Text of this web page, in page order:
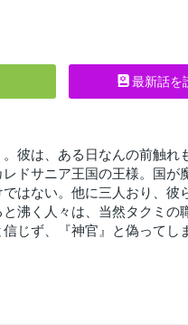
最新話を
彼は、ある日なんの前触れ
ドサニア王国の王様。国
はない。他に三人おり、
沸く人々は、当然タクミの
じず、『神官』と偽って